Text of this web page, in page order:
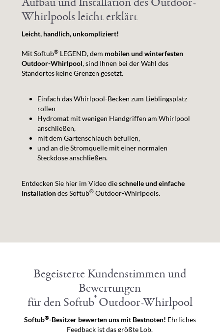
Whirlpools leicht erklärt
Leicht, handlich, unkompliziert!
Mit Softub®LEGEND, dem mobilen und winterfesten
Outdoor-Whirlpool, sind Ihnen bei der Wahl des
Standortes keine Grenzen gesetzt.
Einfach das Whirlpool-Becken zum Lieblingsplatz
rollen
Hydromat mit wenigen Handgriffen am Whirlpool
anschließen,
mit dem Gartenschlauch befüllen,
und an die Stromquelle mit einer normalen
Steckdose anschließen.
Entdecken Sie hier im Video dieschnelle und einfache
Installationdes Softub®Outdoor-Whirlpools.
Begeisterte Kundenstimmen und
Bewertungen
für den Softub®Outdoor-Whirlpool
Softub®-Besitzer bewerten uns mit Bestnoten! Ehrliches
Feedback ist das größte Lob.